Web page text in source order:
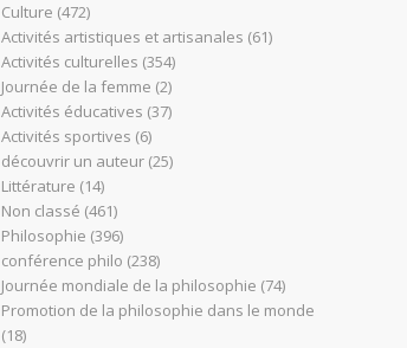
Culture (472)
Activités artistiques et artisanales (61)
Activités culturelles (354)
Journée de la femme (2)
Activités éducatives (37)
Activités sportives (6)
découvrir un auteur (25)
Littérature (14)
Non classé (461)
Philosophie (396)
conférence philo (238)
Journée mondiale de la philosophie (74)
Promotion de la philosophie dans le monde
(18)